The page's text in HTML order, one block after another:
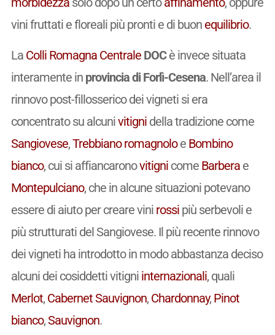
vini fruttati e floreali più pronti e di buon equilibrio.
La Colli Romagna CentraleDOCè invece situata
interamente in provincia di Forlì-Cesena. Nell’area il
rinnovo post-fillosserico dei vigneti si era
concentrato su alcunivitignidella tradizione come
Sangiovese,Trebbiano romagnoloe Bombino
bianco, cui si affiancaronovitignicome Barberae
Montepulciano, che in alcune situazioni potevano
essere di aiuto per creare vini rossipiù serbevoli e
più strutturati del Sangiovese. Il più recente rinnovo
dei vigneti ha introdotto in modo abbastanza deciso
alcuni dei cosiddetti vitigni internazionali, quali
Merlot, Cabernet Sauvignon, Chardonnay, Pinot
bianco,Sauvignon.